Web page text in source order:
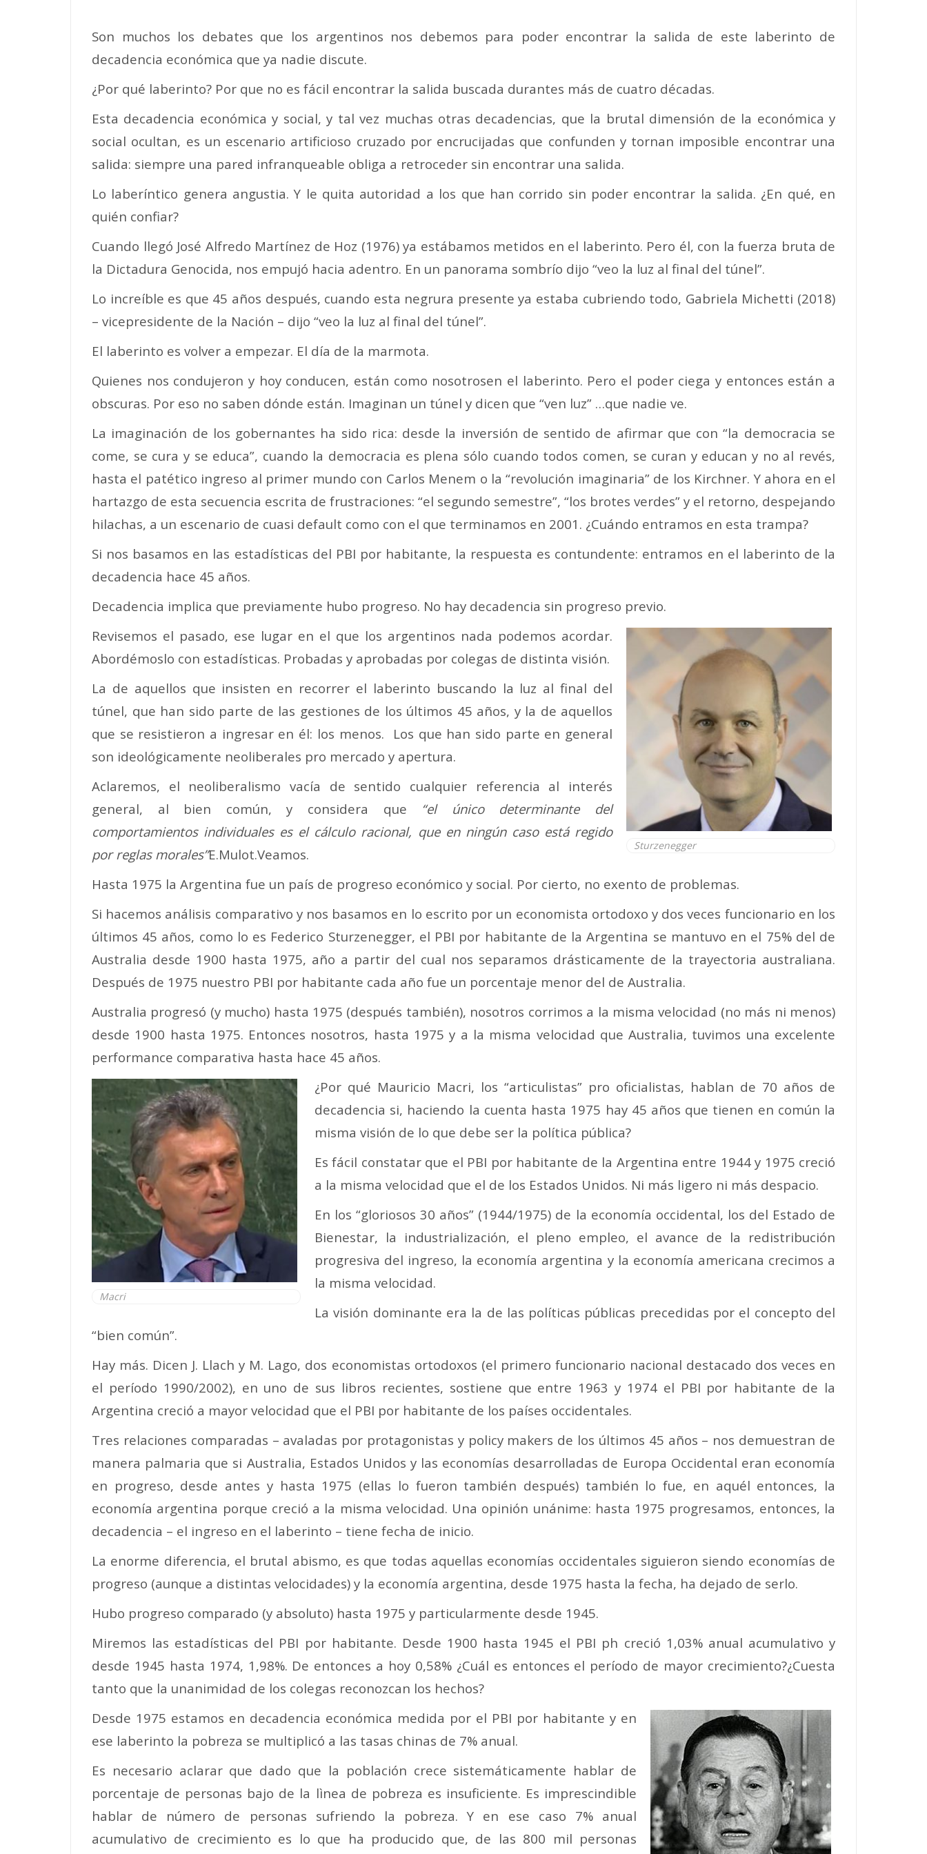
Son muchos los debates que los argentinos nos debemos para poder encontrar la salida de este laberinto de
decadencia económica que ya nadie discute.
¿Por qué laberinto? Por que no es fácil encontrar la salida buscada durantes más de cuatro décadas.
Esta decadencia económica y social, y tal vez muchas otras decadencias, que la brutal dimensión de la económica y
social ocultan, es un escenario artificioso cruzado por encrucijadas que confunden y tornan imposible encontrar una
salida: siempre una pared infranqueable obliga a retroceder sin encontrar una salida.
Lo laberíntico genera angustia. Y le quita autoridad a los que han corrido sin poder encontrar la salida. ¿En qué, en
quién confiar?
Cuando llegó José Alfredo Martínez de Hoz (1976) ya estábamos metidos en el laberinto. Pero él, con la fuerza bruta de
la Dictadura Genocida, nos empujó hacia adentro. En un panorama sombrío dijo “veo la luz al final del túnel”.
Lo increíble es que 45 años después, cuando esta negrura presente ya estaba cubriendo todo, Gabriela Michetti (2018)
– vicepresidente de la Nación – dijo “veo la luz al final del túnel”.
El laberinto es volver a empezar. El día de la marmota.
Quienes nos condujeron y hoy conducen, están como nosotrosen el laberinto. Pero el poder ciega y entonces están a
obscuras. Por eso no saben dónde están. Imaginan un túnel y dicen que “ven luz” …que nadie ve.
La imaginación de los gobernantes ha sido rica: desde la inversión de sentido de afirmar que con “la democracia se
come, se cura y se educa”, cuando la democracia es plena sólo cuando todos comen, se curan y educan y no al revés,
hasta el patético ingreso al primer mundo con Carlos Menem o la “revolución imaginaria” de los Kirchner. Y ahora en el
hartazgo de esta secuencia escrita de frustraciones: “el segundo semestre”, “los brotes verdes” y el retorno, despejando
hilachas, a un escenario de cuasi default como con el que terminamos en 2001. ¿Cuándo entramos en esta trampa?
Si nos basamos en las estadísticas del PBI por habitante, la respuesta es contundente: entramos en el laberinto de la
decadencia hace 45 años.
Decadencia implica que previamente hubo progreso. No hay decadencia sin progreso previo.
Sturzenegger
Revisemos el pasado, ese lugar en el que los argentinos nada podemos acordar.
Abordémoslo con estadísticas. Probadas y aprobadas por colegas de distinta visión.
La de aquellos que insisten en recorrer el laberinto buscando la luz al final del
túnel, que han sido parte de las gestiones de los últimos 45 años, y la de aquellos
que se resistieron a ingresar en él: los menos. Los que han sido parte en general
son ideológicamente neoliberales pro mercado y apertura.
Aclaremos, el neoliberalismo vacía de sentido cualquier referencia al interés
general, al bien común, y considera que “el único determinante del
comportamientos individuales es el cálculo racional, que en ningún caso está regido
por reglas morales”E.Mulot.Veamos.
Hasta 1975 la Argentina fue un país de progreso económico y social. Por cierto, no exento de problemas.
Si hacemos análisis comparativo y nos basamos en lo escrito por un economista ortodoxo y dos veces funcionario en los
últimos 45 años, como lo es Federico Sturzenegger, el PBI por habitante de la Argentina se mantuvo en el 75% del de
Australia desde 1900 hasta 1975, año a partir del cual nos separamos drásticamente de la trayectoria australiana.
Después de 1975 nuestro PBI por habitante cada año fue un porcentaje menor del de Australia.
Australia progresó (y mucho) hasta 1975 (después también), nosotros corrimos a la misma velocidad (no más ni menos)
desde 1900 hasta 1975. Entonces nosotros, hasta 1975 y a la misma velocidad que Australia, tuvimos una excelente
performance comparativa hasta hace 45 años.
Macri
¿Por qué Mauricio Macri, los “articulistas” pro oficialistas, hablan de 70 años de
decadencia si, haciendo la cuenta hasta 1975 hay 45 años que tienen en común la
misma visión de lo que debe ser la política pública?
Es fácil constatar que el PBI por habitante de la Argentina entre 1944 y 1975 creció
a la misma velocidad que el de los Estados Unidos. Ni más ligero ni más despacio.
En los “gloriosos 30 años” (1944/1975) de la economía occidental, los del Estado de
Bienestar, la industrialización, el pleno empleo, el avance de la redistribución
progresiva del ingreso, la economía argentina y la economía americana crecimos a
la misma velocidad.
La visión dominante era la de las políticas públicas precedidas por el concepto del
“bien común”.
Hay más. Dicen J. Llach y M. Lago, dos economistas ortodoxos (el primero funcionario nacional destacado dos veces en
el período 1990/2002), en uno de sus libros recientes, sostiene que entre 1963 y 1974 el PBI por habitante de la
Argentina creció a mayor velocidad que el PBI por habitante de los países occidentales.
Tres relaciones comparadas – avaladas por protagonistas y policy makers de los últimos 45 años – nos demuestran de
manera palmaria que si Australia, Estados Unidos y las economías desarrolladas de Europa Occidental eran economía
en progreso, desde antes y hasta 1975 (ellas lo fueron también después) también lo fue, en aquél entonces, la
economía argentina porque creció a la misma velocidad. Una opinión unánime: hasta 1975 progresamos, entonces, la
decadencia – el ingreso en el laberinto – tiene fecha de inicio.
La enorme diferencia, el brutal abismo, es que todas aquellas economías occidentales siguieron siendo economías de
progreso (aunque a distintas velocidades) y la economía argentina, desde 1975 hasta la fecha, ha dejado de serlo.
Hubo progreso comparado (y absoluto) hasta 1975 y particularmente desde 1945.
Miremos las estadísticas del PBI por habitante. Desde 1900 hasta 1945 el PBI ph creció 1,03% anual acumulativo y
desde 1945 hasta 1974, 1,98%. De entonces a hoy 0,58% ¿Cuál es entonces el período de mayor crecimiento?¿Cuesta
tanto que la unanimidad de los colegas reconozcan los hechos?
Desde 1975 estamos en decadencia económica medida por el PBI por habitante y en
ese laberinto la pobreza se multiplicó a las tasas chinas de 7% anual.
Es necesario aclarar que dado que la población crece sistemáticamente hablar de
porcentaje de personas bajo de la lìnea de pobreza es insuficiente. Es imprescindible
hablar de número de personas sufriendo la pobreza. Y en ese caso 7% anual
acumulativo de crecimiento es lo que ha producido que, de las 800 mil personas